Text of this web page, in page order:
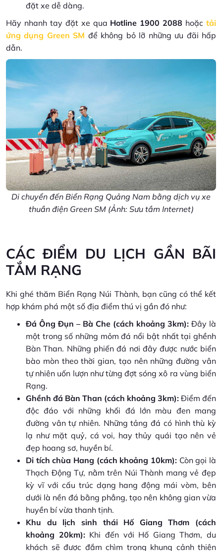
đặt xe dễ dàng.
Hãy nhanh tay đặt xe qua Hotline 1900 2088 hoặctải
ứng dụng Green SM để không bỏ lỡ những ưu đãi hấp
dẫn.
Di chuyển đến Biển Rạng Quảng Nam bằng dịch vụ xe
thuần điện Green SM (Ảnh: Sưu tầm Internet)
CÁC ĐIỂM DU LỊCH GẦN BÃI
TẮM RẠNG
Khi ghé thăm Biển Rạng Núi Thành, bạn cũng có thể kết
hợp khám phá một số địa điểm thú vị gần đó như:
Đá Ông Đụn – Bà Che (cách khoảng 3km): Đây là
một trong số những mỏm đá nổi bật nhất tại ghềnh
Bàn Than. Những phiến đá nơi đây được nước biển
bào mòn theo thời gian, tạo nên những đường vân
tự nhiên uốn lượn như từng đợt sóng xô ra vùng biển
Rạng.
Ghềnh đá Bàn Than (cách khoảng 3km): Điểm đến
độc đáo với những khối đá lớn màu đen mang
đường vân tự nhiên. Những tảng đá có hình thù kỳ
lạ như mặt quỷ, cá voi, hay thủy quái tạo nên vẻ
đẹp hoang sơ, huyền bí.
Di tích chùa Hang (cách khoảng 10km): Còn gọi là
Thạch Động Tự, nằm trên Núi Thành mang vẻ đẹp
kỳ vĩ với cấu trúc dạng hang động mái vòm, bên
dưới là nền đá bằng phẳng, tạo nên không gian vừa
huyền bí vừa thanh tịnh.
Khu du lịch sinh thái Hố Giang Thơm (cách
khoảng 20km): Khi đến với Hố Giang Thơm, du
khách sẽ được đắm chìm trong khung cảnh thiên